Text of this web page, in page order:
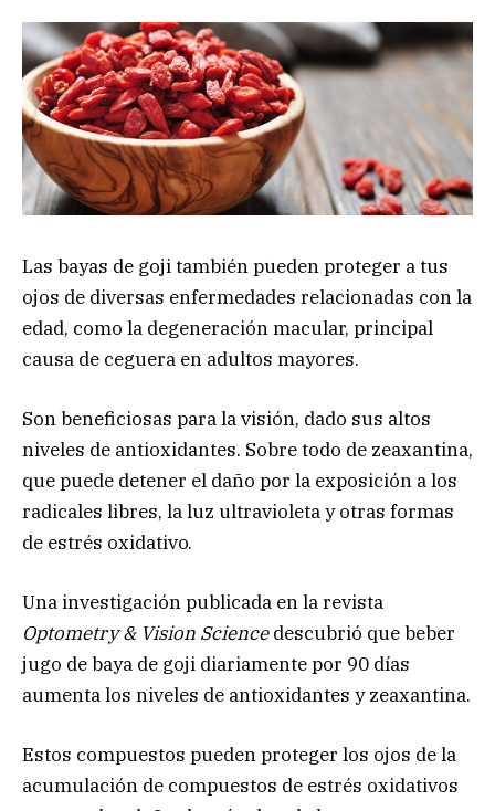
Las bayas de goji también pueden proteger a tus
ojos de diversas enfermedades relacionadas con la
edad, como la degeneración macular, principal
causa de ceguera en adultos mayores.
Son beneficiosas para la visión, dado sus altos
niveles de antioxidantes. Sobre todo de zeaxantina,
que puede detener el daño por la exposición a los
radicales libres, la luz ultravioleta y otras formas
de estrés oxidativo.
Una investigación publicada en la revista
Optometry & Vision Sciencedescubrió que beber
jugo de baya de goji diariamente por 90 días
aumenta los niveles de antioxidantes y zeaxantina.
Estos compuestos pueden proteger los ojos de la
acumulación de compuestos de estrés oxidativos